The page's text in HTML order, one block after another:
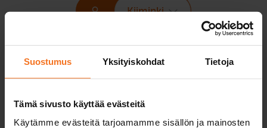
Suostumus Yksityiskohdat Tietoja
Tämä sivusto käyttää evästeitä
Käytämme evästeitä tarjoamamme sisällön ja mainosten
Kiiminki
Mopotunnit suoritetaan skootterilla.
Yksi ajotunti
Mopokurssi (AM120)